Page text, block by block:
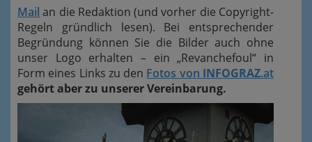
Mail an die Redaktion (und vorher die Copyright-
Regeln gründlich lesen). Bei entsprechender
Begründung können Sie die Bilder auch ohne
unser Logo erhalten – ein „Revanchefoul“ in
Form eines Links zu den Fotos von INFOGRAZ.at
gehört aber zu unserer Vereinbarung.